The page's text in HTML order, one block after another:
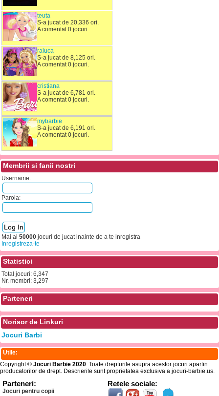
teuta
S-a jucat de 20,336 ori.
A comentat 0 jocuri.
raluca
S-a jucat de 8,125 ori.
A comentat 0 jocuri.
cristiana
S-a jucat de 6,781 ori.
A comentat 0 jocuri.
mybarbie
S-a jucat de 6,191 ori.
A comentat 0 jocuri.
Membrii si fanii nostri
Username:
Parola:
Mai ai 50000 jocuri de jucat inainte de a te inregistra
Inregistreza-te
Statistici
Total jocuri: 6,347
Nr. membri: 3,297
Parteneri
Norisor de Linkuri
Jocuri Barbi
Utile:
Copyright © Jocuri Barbie 2020. Toate drepturile asupra acestor jocuri apartin
producatorilor de drept. Descrierile sunt proprietatea exclusiva a jocuri-barbie.us.
Parteneri:
Jocuri pentru copii
Retele sociale: